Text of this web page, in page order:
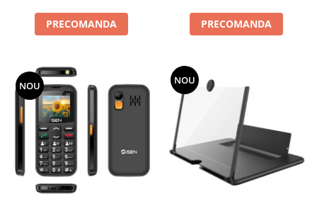
PRECOMANDA PRECOMANDA
NOU NOU